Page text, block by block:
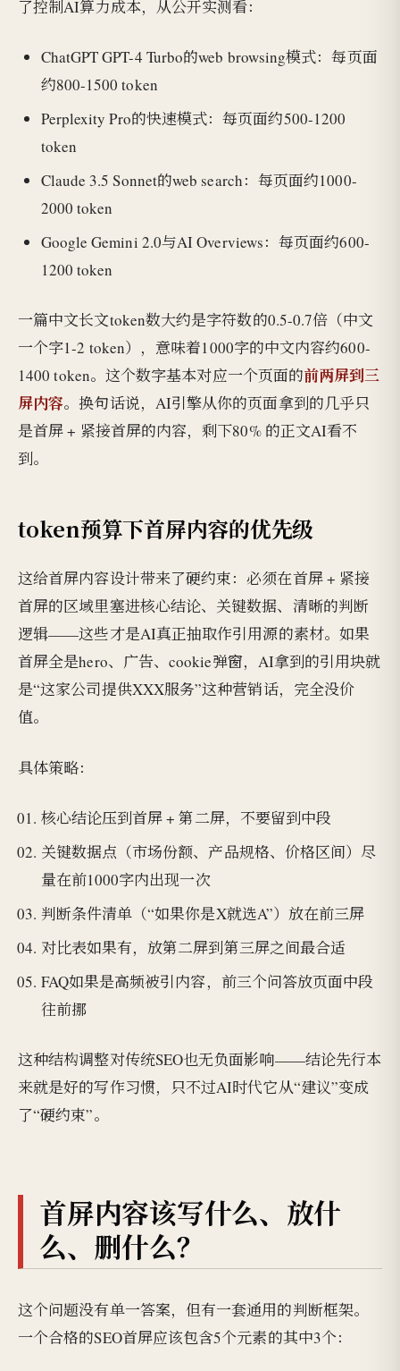
了控制AI算力成本，从公开实测看：
ChatGPT GPT-4 Turbo的web browsing模式：每页面
约800-1500 token
Perplexity Pro的快速模式：每页面约500-1200
token
Claude 3.5 Sonnet的web search：每页面约1000-
2000 token
Google Gemini 2.0与AI Overviews：每页面约600-
1200 token
一篇中文长文token数大约是字符数的0.5-0.7倍（中文
一个字1-2 token），意味着1000字的中文内容约600-
1400 token。这个数字基本对应一个页面的前两屏到三
屏内容。换句话说，AI引擎从你的页面拿到的几乎只
是首屏 + 紧接首屏的内容，剩下80% 的正文AI看不
到。
token预算下首屏内容的优先级
这给首屏内容设计带来了硬约束：必须在首屏 + 紧接
首屏的区域里塞进核心结论、关键数据、清晰的判断
逻辑——这些才是AI真正抽取作引用源的素材。如果
首屏全是hero、广告、cookie弹窗，AI拿到的引用块就
是“这家公司提供XXX服务”这种营销话，完全没价
值。
具体策略：
核心结论压到首屏 + 第二屏，不要留到中段
关键数据点（市场份额、产品规格、价格区间）尽
量在前1000字内出现一次
判断条件清单（“如果你是X就选A”）放在前三屏
对比表如果有，放第二屏到第三屏之间最合适
FAQ如果是高频被引内容，前三个问答放页面中段
往前挪
这种结构调整对传统SEO也无负面影响——结论先行本
来就是好的写作习惯，只不过AI时代它从“建议”变成
了“硬约束”。
首屏内容该写什么、放什
么、删什么？
这个问题没有单一答案，但有一套通用的判断框架。
一个合格的SEO首屏应该包含5个元素的其中3个：